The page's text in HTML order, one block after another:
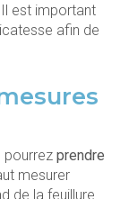
est important
afin de
pourrez prendre
mesurer
de la feuillure.